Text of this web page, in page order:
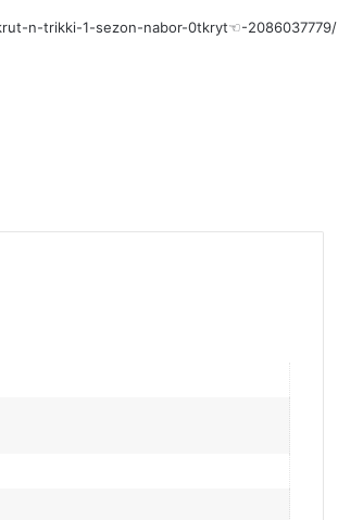
n-trikki-1-sezon-nabor-0tkryt☜-2086037779/